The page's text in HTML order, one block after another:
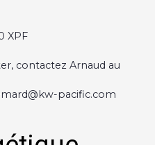
XPF
contactez Arnaud au
pacific.com